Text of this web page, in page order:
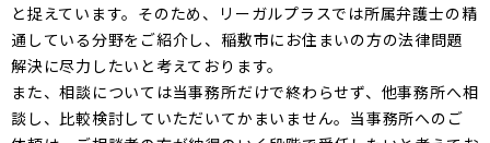
と捉えています。そのため、リーガルプラスでは所属弁護士の精
通している分野をご紹介し、稲敷市にお住まいの方の法律問題
解決に尽力したいと考えております。
また、相談については当事務所だけで終わらせず、他事務所へ相
談し、比較検討していただいてかまいません。当事務所へのご